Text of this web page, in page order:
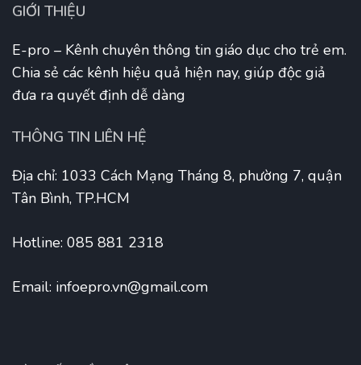
GIỚI THIỆU
E-pro – Kênh chuyên thông tin giáo dục cho trẻ em.
Chia sẻ các kênh hiệu quả hiện nay, giúp độc giả
đưa ra quyết định dễ dàng
THÔNG TIN LIÊN HỆ
Địa chỉ: 1033 Cách Mạng Tháng 8, phường 7, quận
Tân Bình, TP.HCM
Hotline: 085 881 2318
Email: infoepro.vn@gmail.com